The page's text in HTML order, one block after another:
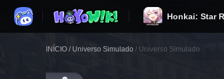
Honkai: Star
INÍCIO / Universo Simulado / Universo Simulado